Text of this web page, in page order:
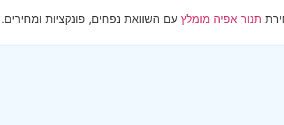
תנור אפיה מומלץ עם השוואת נפחים, פונקציות ומחירים.